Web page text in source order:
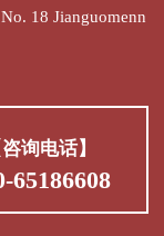
18 Jianguomenn
咨询电话】
65186608